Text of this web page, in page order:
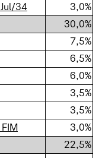
34
3,0%
30,0%
7,5%
6,5%
6,0%
3,5%
3,5%
3,0%
22,5%